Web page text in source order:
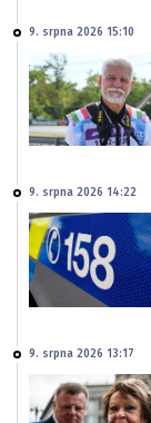
9. srpna 2026 15:10
9. srpna 2026 14:22
9. srpna 2026 13:17